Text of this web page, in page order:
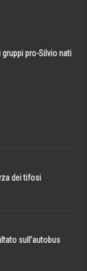
gruppi pro-Silvio nati
dei tifosi
sull’autobus